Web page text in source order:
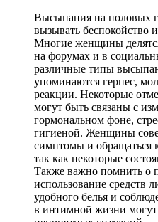
Высыпания на половых
вызывать беспокойство
Многие женщины
на форумах и в
различные типы
упоминаются герпес,
реакции. Некоторые
могут быть связаны с
гормональном фоне,
гигиеной. Женщины
симптомы и обращаться
так как некоторые
Также важно помнить о
использование средств
удобного белья и
в интимной жизни